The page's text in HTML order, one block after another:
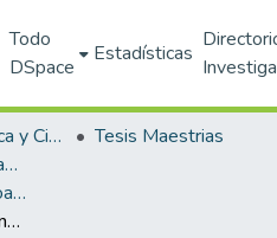
Todo
DSpace
Estadísticas
Producción Académica y Científica
Tesis Maestrias
TM-Ciencias Agropecuarias (DACA)
Maestría en Ciencias Agroalimentarias (PNPC)
Aplicación de tres soluciones nutritivas en la producción de dos genotipos de pimiento morrón (Capsicum annuum L.) en hidroponía